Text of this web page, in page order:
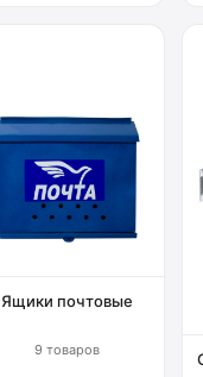
Ящики почтовые
9 товаров